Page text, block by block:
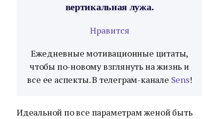
вертикальная лужа.
Нравится
Ежедневные мотивационные цитаты,
чтобы по-новому взглянуть на жизнь и
все ее аспекты. В телеграм-канале Sens!
Идеальной по все параметрам женой быть